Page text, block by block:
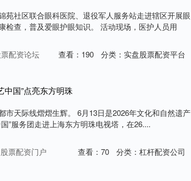
苑社区联合眼科医院、退役军人服务站走进辖区开展眼
检查，普及爱眼护眼知识。 活动现场，医护人员用
配资论坛 查看： 190 分类： 实盘股票配资平台
中国”点亮东方明珠
市天际线熠熠生辉。 6月13日是2026年文化和自然遗产
”服务团走进上海东方明珠电视塔，在26....
票配资门户 查看： 70 分类： 杠杆配资公司